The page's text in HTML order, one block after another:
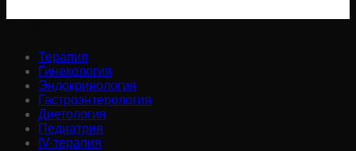
Терапия
Гинекология
Эндокринология
Гастроэнтерология
Диетология
Педиатрия
IV-терапия